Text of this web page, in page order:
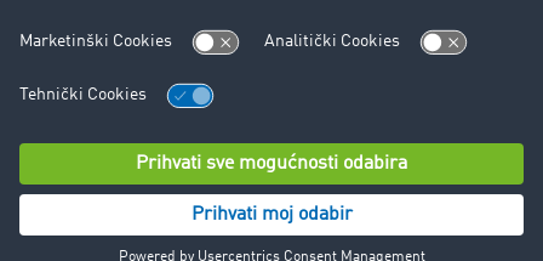
Podrška
© TIMOCOM GmbH 2026. Sva prava pridržana